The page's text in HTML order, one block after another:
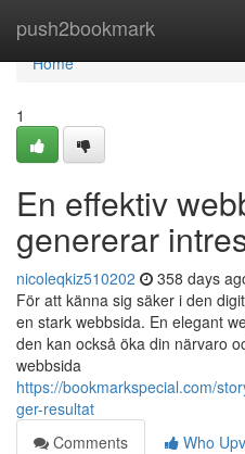
push2bookmark
Home
Home
1
En effektiv
genererar
nicoleqkiz510202 358 days
För att känna sig säker i den
en stark webbsida. En elegant
den kan också öka din närvaro
webbsida
https://bookmarkspecial.com/
ger-resultat
Comments
Who